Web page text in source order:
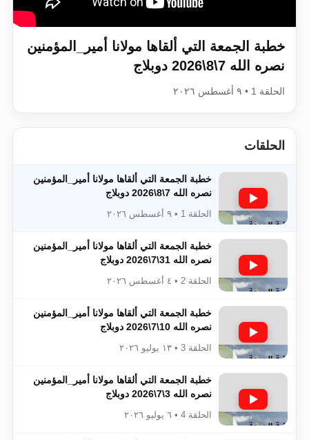
اقرأ هذا الكتاب وتعرّف على حقيقة
خطبة الجمعة التي ألقاها مولانا أمير_المؤمنين​​​​​​
نصره الله 7\8\2026 دوبلاج
الحلقة 1 • ٩ أغسطس ٢٠٢٦
الحلقات
خطبة الجمعة التي ألقاها مولانا أمير_المؤمنين​​​​​​
نصره الله 7\8\2026 دوبلاج
الحلقة 1 • ٩ أغسطس ٢٠٢٦
خطبة الجمعة التي ألقاها مولانا أمير_المؤمنين​​​​​​
نصره الله 31\7\2026 دوبلاج
الحلقة 2 • ٤ أغسطس ٢٠٢٦
خطبة الجمعة التي ألقاها مولانا أمير_المؤمنين​​​​​​
نصره الله 10\7\2026 دوبلاج
الحلقة 3 • ١٣ يوليو ٢٠٢٦
خطبة الجمعة التي ألقاها مولانا أمير_المؤمنين​​​​​​
نصره الله 3\7\2026 دوبلاج
الحلقة 4 • ٦ يوليو ٢٠٢٦